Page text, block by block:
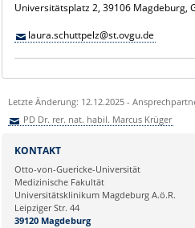
Universitätsplatz 2, 39106 Magdeburg,
laura.schuttpelz@st.ovgu.de
Letzte Änderung: 12.12.2025 -
PD Dr. rer. nat. habil. Marcus Krüger
Krüger
Ihre E-Mailadresse:
Ihr Anliegen:
KONTAKT
Otto-von-Guericke-Universität
Medizinische Fakultät
Universitätsklinikum Magdeburg A.ö.R.
Leipziger Str. 44
39120 Magdeburg